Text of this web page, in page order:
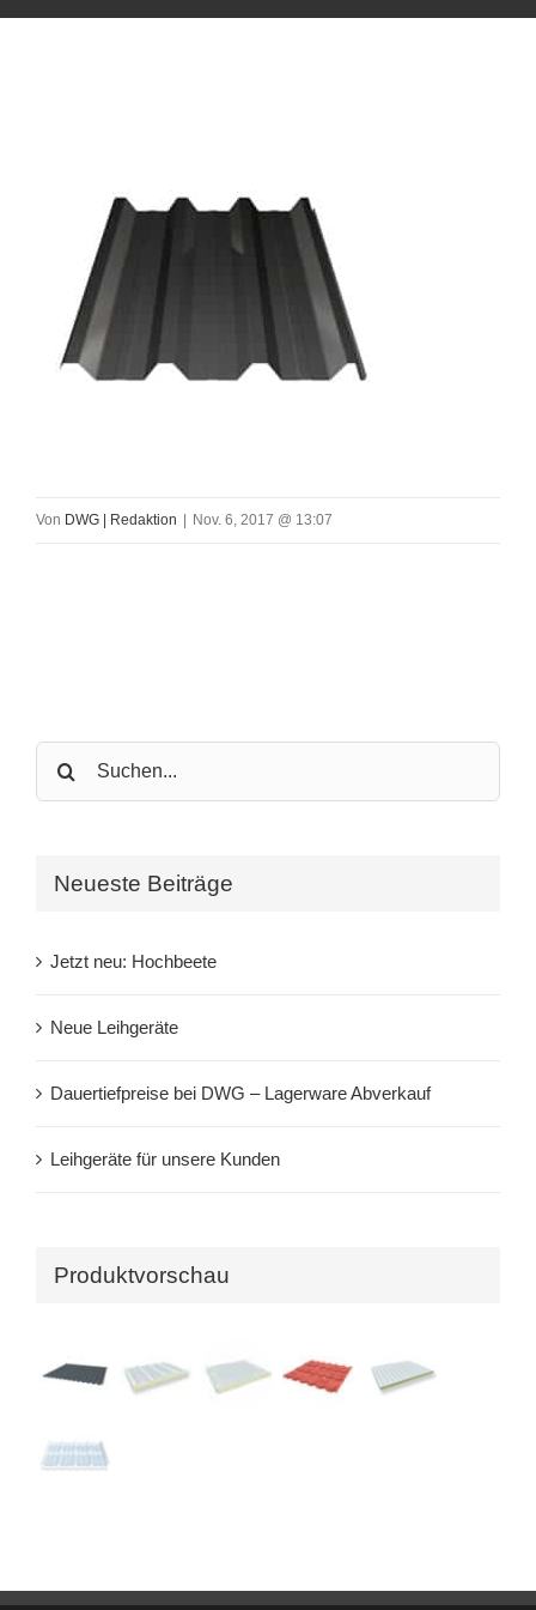
Von DWG | Redaktion | Nov. 6, 2017 @ 13:07
Search
for:
Neueste Beiträge
Jetzt neu: Hochbeete
Neue Leihgeräte
Dauertiefpreise bei DWG – Lagerware Abverkauf
Leihgeräte für unsere Kunden
Produktvorschau